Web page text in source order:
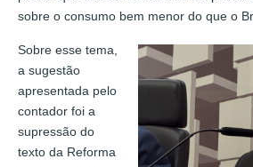
sobre o consumo bem menor do que o
Sobre esse tema,
a sugestão
apresentada pelo
contador foi a
supressão do
texto da Reforma